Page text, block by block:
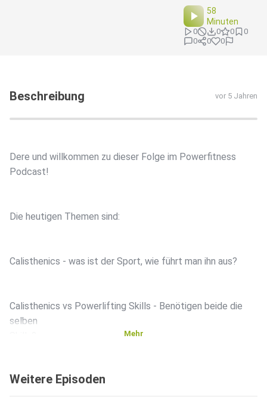
58
Minuten
0 0 0
0
0
0 0
Beschreibung vor 5 Jahren
Dere und willkommen zu dieser Folge im Powerfitness
Podcast!
Die heutigen Themen sind:
Calisthenics - was ist der Sport, wie führt man ihn aus?
Calisthenics vs Powerlifting Skills - Benötigen beide die
selben
Calisthenics Übungen mit Übertrag - Was kannst du dir von
Mehr
Weitere Episoden